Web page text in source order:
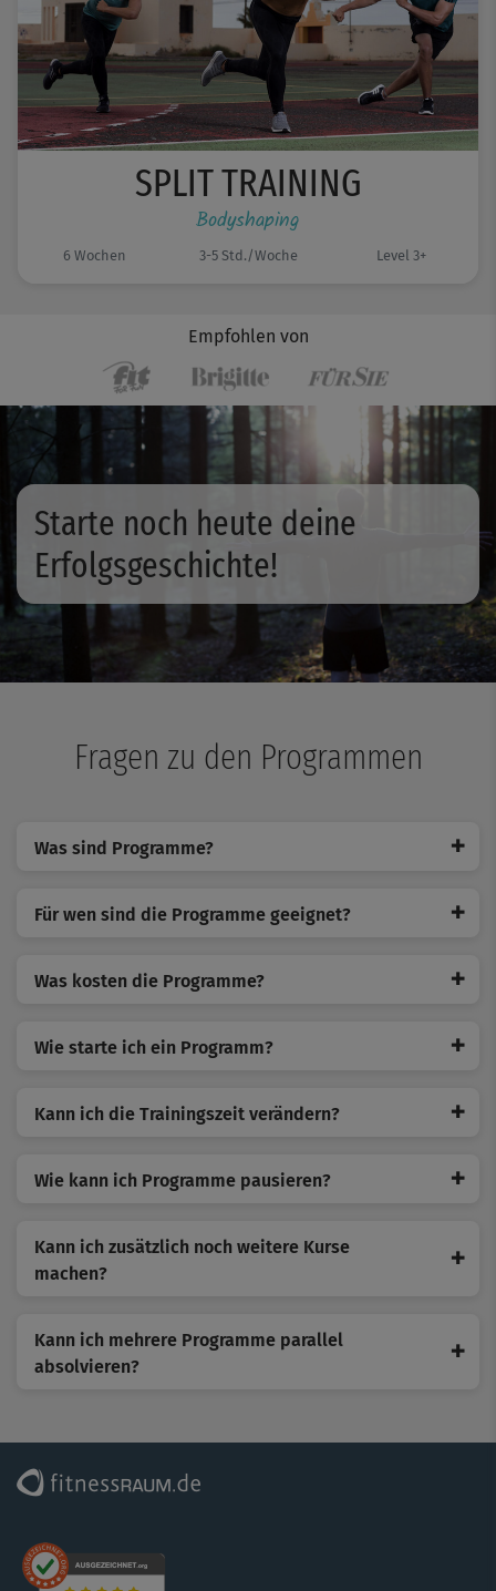
SPLIT TRAINING
Bodyshaping
6 Wochen 3-5 Std./Woche Level 3+
Empfohlen von
Starte noch heute deine
Erfolgsgeschichte!
Fragen zu den Programmen
Was sind Programme? ✚
Für wen sind die Programme geeignet? ✚
Was kosten die Programme? ✚
Wie starte ich ein Programm? ✚
Kann ich die Trainingszeit verändern? ✚
Wie kann ich Programme pausieren? ✚
Kann ich zusätzlich noch weitere Kurse
machen?
✚
Kann ich mehrere Programme parallel
absolvieren?
✚